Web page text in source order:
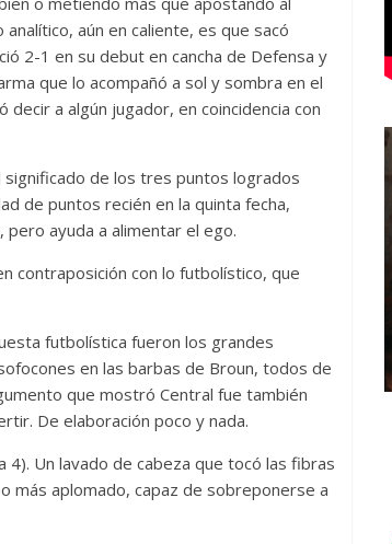
aún en caliente, es que sacó
2-1 en su debut en cancha de Defensa y
que lo acompañó a sol y sombra en el
a algún jugador, en coincidencia con
de los tres puntos logrados
de puntos recién en la quinta fecha,
ayuda a alimentar el ego.
contraposición con lo futbolístico, que
futbolística fueron los grandes
en las barbas de Broun, todos de
que mostró Central fue también
De elaboración poco y nada.
Un lavado de cabeza que tocó las fibras
más aplomado, capaz de sobreponerse a